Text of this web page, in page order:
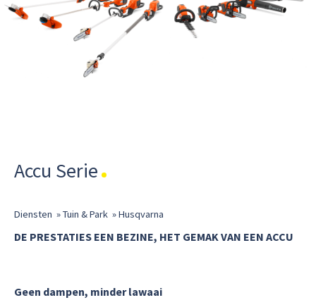
Accu Serie
Diensten »Tuin & Park »Husqvarna
DE PRESTATIES EEN BEZINE, HET GEMAK VAN EEN ACCU
Geen dampen, minder lawaai